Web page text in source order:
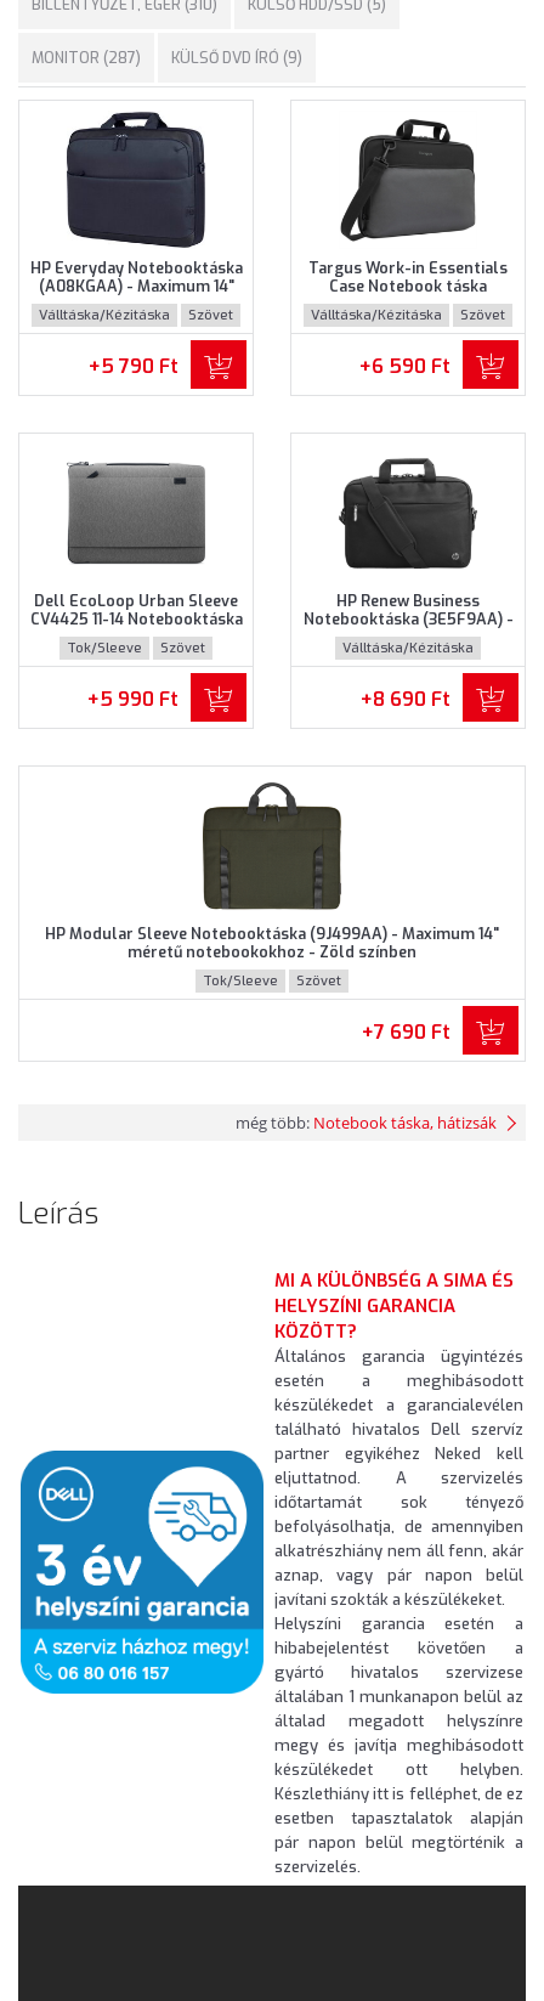
BILLENTYŰZET, EGÉR (310) KÜLSŐ HDD/SSD (5)
MONITOR (287) KÜLSŐ DVD ÍRÓ (9)
HP Everyday Notebooktáska
(A08KGAA) - Maximum 14"
méretű notebookokhoz
Válltáska/Kézitáska Szövet
+5 790 Ft
Targus Work-in Essentials
Case Notebook táska
(TED007GL) - Maximum 14.0"
méretű notebokhoz -
Fekete-szürke színben
Válltáska/Kézitáska Szövet
+6 590 Ft
Dell EcoLoop Urban Sleeve
CV4425 11-14 Notebooktáska
(460-BDWQ) - Maximum 14"
méretű notebookokhoz,
Szürke színben
Tok/Sleeve Szövet
+5 990 Ft
HP Renew Business
Notebooktáska (3E5F9AA) -
Maximum 14.0" méretű
notebookokhoz - Fekete
Válltáska/Kézitáska
Újrahasznosított műanyag
+8 690 Ft
HP Modular Sleeve Notebooktáska (9J499AA) - Maximum 14"
méretű notebookokhoz - Zöld színben
Tok/Sleeve Szövet
+7 690 Ft
még több: Notebook táska, hátizsák
Leírás
MI A KÜLÖNBSÉG A SIMA ÉS
HELYSZÍNI GARANCIA
KÖZÖTT?
Általános garancia ügyintézés
esetén a meghibásodott
készülékedet a garancialevélen
található hivatalos Dell szervíz
partner egyikéhez Neked kell
eljuttatnod. A szervizelés
időtartamát sok tényező
befolyásolhatja, de amennyiben
alkatrészhiány nem áll fenn, akár
aznap, vagy pár napon belül
javítani szokták a készülékeket.
Helyszíni garancia esetén a
hibabejelentést követően a
gyártó hivatalos szervizese
általában 1 munkanapon belül az
általad megadott helyszínre
megy és javítja meghibásodott
készülékedet ott helyben.
Készlethiány itt is felléphet, de ez
esetben tapasztalatok alapján
pár napon belül megtörténik a
szervizelés.